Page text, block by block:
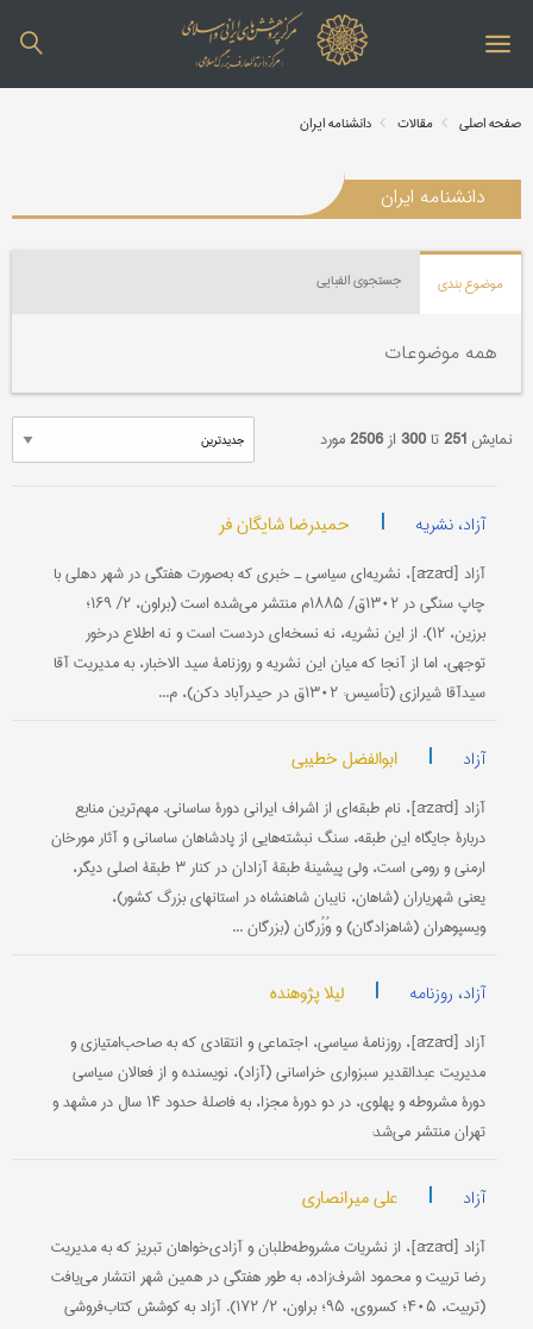
صفحه اصلی مقالات دانشنامه ایران
دانشنامه ایران
موضوع بندی جستجوی الفبایی
همه موضوعات
نمایش 251تا300 از2506مورد
آزاد، نشریه | حمیدرضا شایگان فر
آزاد [āzād]، نشریه‌ای سیاسی ـ خبری که به‌صورت هفتگی در شهر دهلی با
چاپ سنگی در ۱۳۰۲ق/ ۱۸۸۵م منتشر می‌شده است (براون، ۲/ ۱۶۹؛
برزین، ۱۲). از این نشریه، نه نسخه‌ای دردست است و نه اطلاع درخور
توجهی، اما از آنجا که میان این نشریه و روزنامۀ سید الاخبار، به مدیریت آقا
سیدآقا شیرازی (تأسیس: ۱۳۰۲ق در حیدرآباد دکن)، م...
آزاد | ابوالفضل خطیبی
آزاد [āzād]، نام طبقه‌ای از اشراف ایرانی دورۀ ساسانی. مهم‌ترین منابع
دربارۀ جایگاه این طبقه، سنگ نبشته‌هایی از پادشاهان ساسانی و آثار مورخان
ارمنی و رومی است، ولی پیشینۀ طبقۀ آزادان در کنار ۳ طبقۀ اصلی دیگر،
یعنی شهریاران (شاهان، نایبان شاهنشاه در استانهای بزرگ کشور)،
ویسپوهران (شاهزادگان) و وُزُرگان (بزرگان ...
آزاد، روزنامه | لیلا پژوهنده
آزاد [āzād]، روزنامۀ سیاسی، اجتماعی و انتقادی که به صاحب‌امتیازی و
مدیریت عبدالقدیر سبزواری خراسانی (آزاد)، نویسنده و از فعالان سیاسی
دورۀ مشروطه و پهلوی، در دو دورۀ مجزا، به فاصلۀ حدود ۱۴ سال در مشهد و
تهران منتشر می‌شد:
آزاد | علی میرانصاری
آزاد [āzād]، از نشریات مشروطه‌طلبان و آزادی‌خواهان تبریز که به مدیریت
رضا تربیت و محمود اشرف‌زاده، به طور هفتگی در همین شهر انتشار می‌یافت
(تربیت، ۴۰۵؛ کسروی، ۹۵؛ براون، ۲/ ۱۷۲). آزاد به کوشش کتاب‌فروشی